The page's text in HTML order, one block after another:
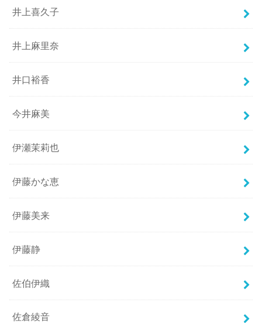
井上喜久子
井上麻里奈
井口裕香
今井麻美
伊瀬茉莉也
伊藤かな恵
伊藤美来
伊藤静
佐伯伊織
佐倉綾音